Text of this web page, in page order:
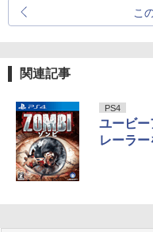
こ
関連記事
PS4
ユービー
レーラー